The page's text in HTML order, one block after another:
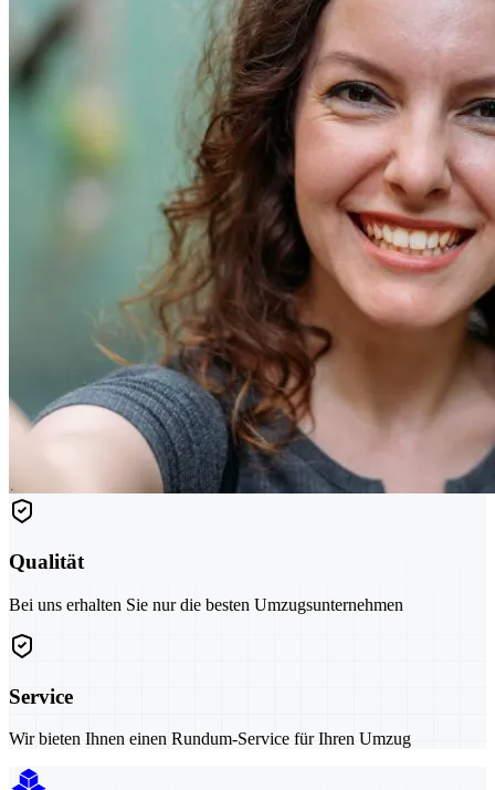
Qualität
Bei uns erhalten Sie nur die besten Umzugsunternehmen
Service
Wir bieten Ihnen einen Rundum-Service für Ihren Umzug